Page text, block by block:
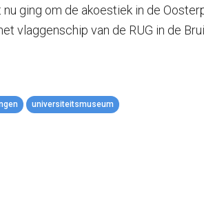
nu ging om de akoestiek in de
vlaggenschip van de RUG in de
universiteitsmuseum